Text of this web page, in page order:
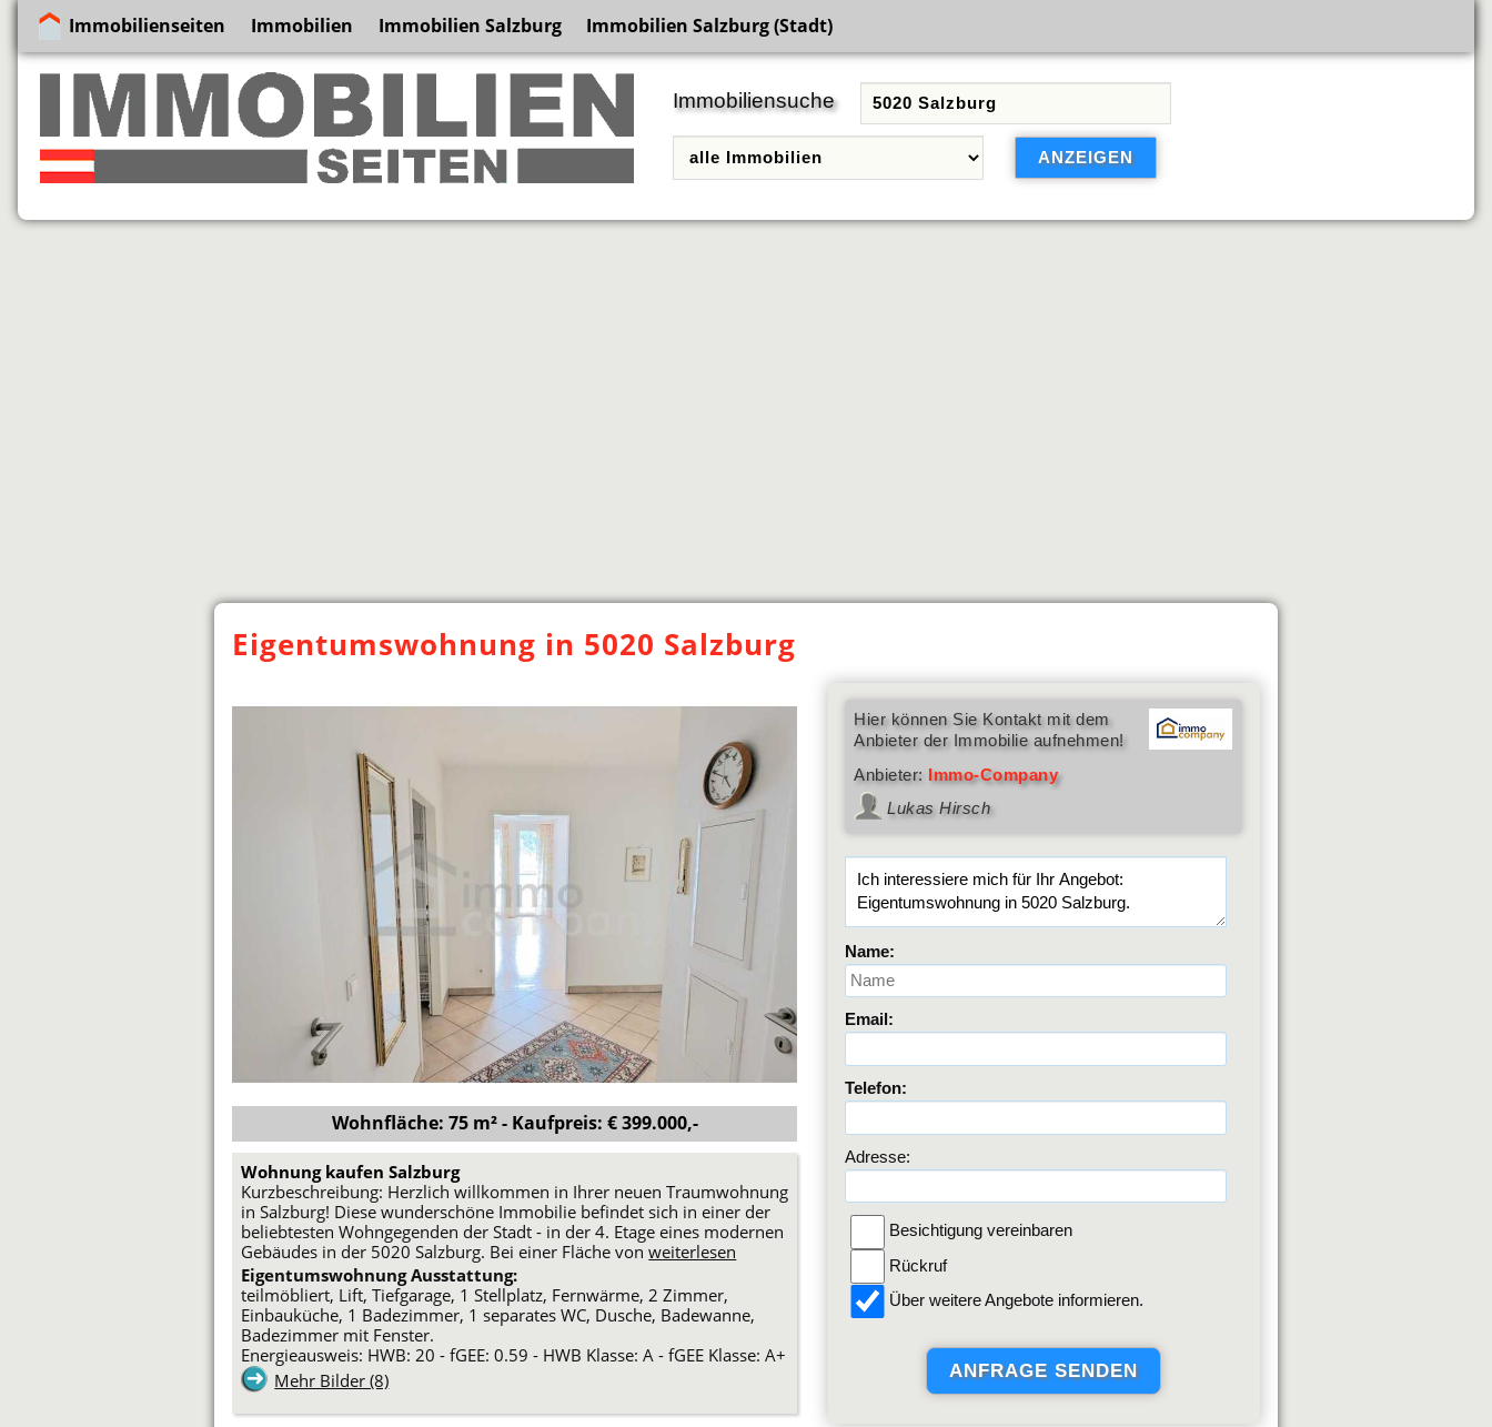
Immobilienseiten Immobilien Immobilien Salzburg Immobilien Salzburg (Stadt)
Immobiliensuche
Eigentumswohnung in 5020 Salzburg
Wohnfläche: 75 m² - Kaufpreis: € 399.000,-
Wohnung kaufen Salzburg
Kurzbeschreibung: Herzlich willkommen in Ihrer neuen Traumwohnung
in Salzburg! Diese wunderschöne Immobilie befindet sich in einer der
beliebtesten Wohngegenden der Stadt - in der 4. Etage eines modernen
Gebäudes in der 5020 Salzburg. Bei einer Fläche vonweiterlesen
Eigentumswohnung Ausstattung:
teilmöbliert, Lift, Tiefgarage, 1 Stellplatz, Fernwärme, 2 Zimmer,
Einbauküche, 1 Badezimmer, 1 separates WC, Dusche, Badewanne,
Badezimmer mit Fenster.
Energieausweis: HWB: 20 - fGEE: 0.59 - HWB Klasse: A - fGEE Klasse: A+
Mehr Bilder (8)
Hier können Sie Kontakt mit dem
Anbieter der Immobilie aufnehmen!
Anbieter: Immo-Company
Lukas Hirsch
Name:
Email:
Telefon:
Adresse:
Besichtigung vereinbaren
Rückruf
Über weitere Angebote informieren.